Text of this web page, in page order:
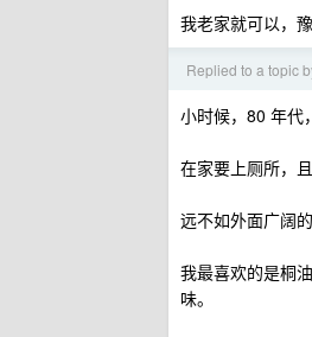
我老家就可以，
Replied to a topic
小时候，80 年代
在家要上厕所，
远不如外面广阔的
我最喜欢的是桐
味。